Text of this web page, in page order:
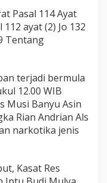
Pasal 114 Ayat
ayat (2) Jo 132
Tentang
terjadi bermula
12.00 WIB
Musi Banyu Asin
Rian Andrian Als
narkotika jenis
Kasat Res